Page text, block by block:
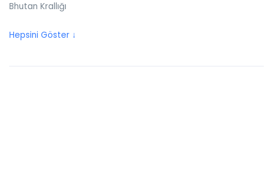
Bhutan Krallığı
Bolivya
Hepsini Göster ↓